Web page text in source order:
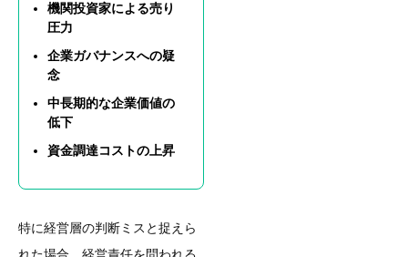
機関投資家による売り
圧力
企業ガバナンスへの疑
念
中長期的な企業価値の
低下
資金調達コストの上昇
特に経営層の判断ミスと捉えら